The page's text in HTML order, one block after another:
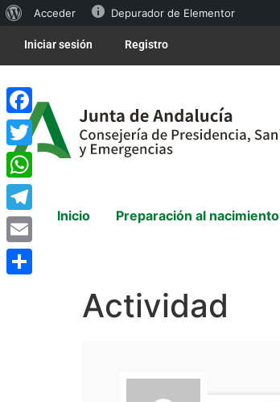
Acceder Depurador de Elementor
Iniciar sesión Registro
Inicio Preparación al nacimiento
Actividad
Facebook
Twitter
WhatsApp
Telegram
Email